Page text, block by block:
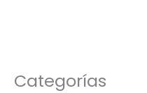
Categorías